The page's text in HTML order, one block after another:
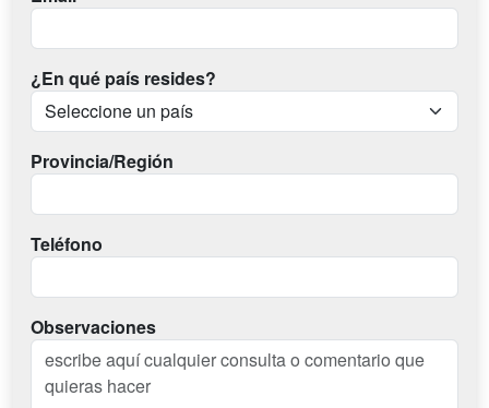
¿En qué país resides?
Provincia/Región
Teléfono
Observaciones